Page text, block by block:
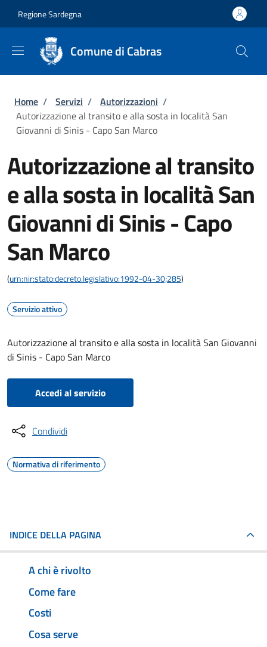
Regione Sardegna
Comune di Cabras
Briciole di pane
Home / Servizi / Autorizzazioni /
Autorizzazione al transito e alla sosta in località San
Giovanni di Sinis - Capo San Marco
Autorizzazione al transito
e alla sosta in località San
Giovanni di Sinis - Capo
San Marco
(urn:nir:stato:decreto.legislativo:1992-04-30;285)
Servizio attivo
Autorizzazione al transito e alla sosta in località San Giovanni
di Sinis - Capo San Marco
Accedi al servizio
Condividi
Normativa di riferimento
INDICE DELLA PAGINA
A chi è rivolto
Come fare
Costi
Cosa serve